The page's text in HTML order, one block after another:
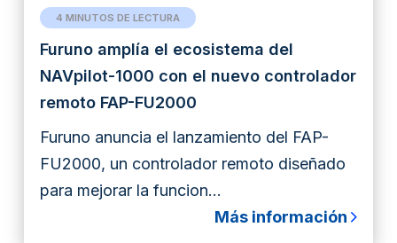
4 MINUTOS DE LECTURA
Furuno amplía el ecosistema del
NAVpilot-1000 con el nuevo controlador
remoto FAP-FU2000
Furuno anuncia el lanzamiento del FAP-
FU2000, un controlador remoto diseñado
para mejorar la funcion...
Más información